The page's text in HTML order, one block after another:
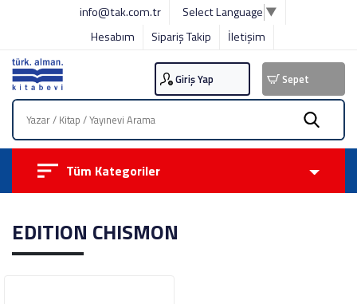
info@tak.com.tr Select Language ▼
Hesabım
Sipariş Takip İletişim
Giriş Yap Sepet
Tüm Kategoriler
EDITION CHISMON